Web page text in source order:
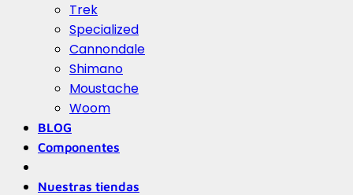
Trek
Specialized
Cannondale
Shimano
Moustache
Woom
BLOG
Componentes
Nuestras tiendas